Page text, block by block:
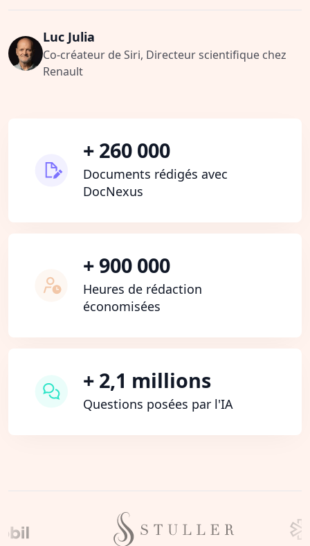
Luc Julia
Co-créateur de Siri, Directeur scientifique chez
Renault
+ 260 000
Documents rédigés avec
DocNexus
+ 900 000
Heures de rédaction
économisées
+ 2,1 millions
Questions posées par l'IA